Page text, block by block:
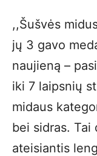
,,Šušvės
jų 3 gavo
naujieną –
iki 7 laipsnių
midaus
bei sidras. Tai
ateisiantis